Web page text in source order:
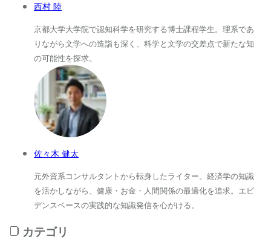
西村 陸
京都大学大学院で認知科学を研究する博士課程学生。理系であ
りながら文学への造詣も深く、科学と文学の交差点で新たな知
の可能性を探求。
佐々木 健太
元外資系コンサルタントから転身したライター。経済学の知識
を活かしながら、健康・お金・人間関係の最適化を追求。エビ
デンスベースの実践的な知識発信を心がける。
カテゴリ